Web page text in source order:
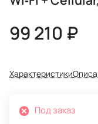
99 210 ₽
Характеристики
Под заказ